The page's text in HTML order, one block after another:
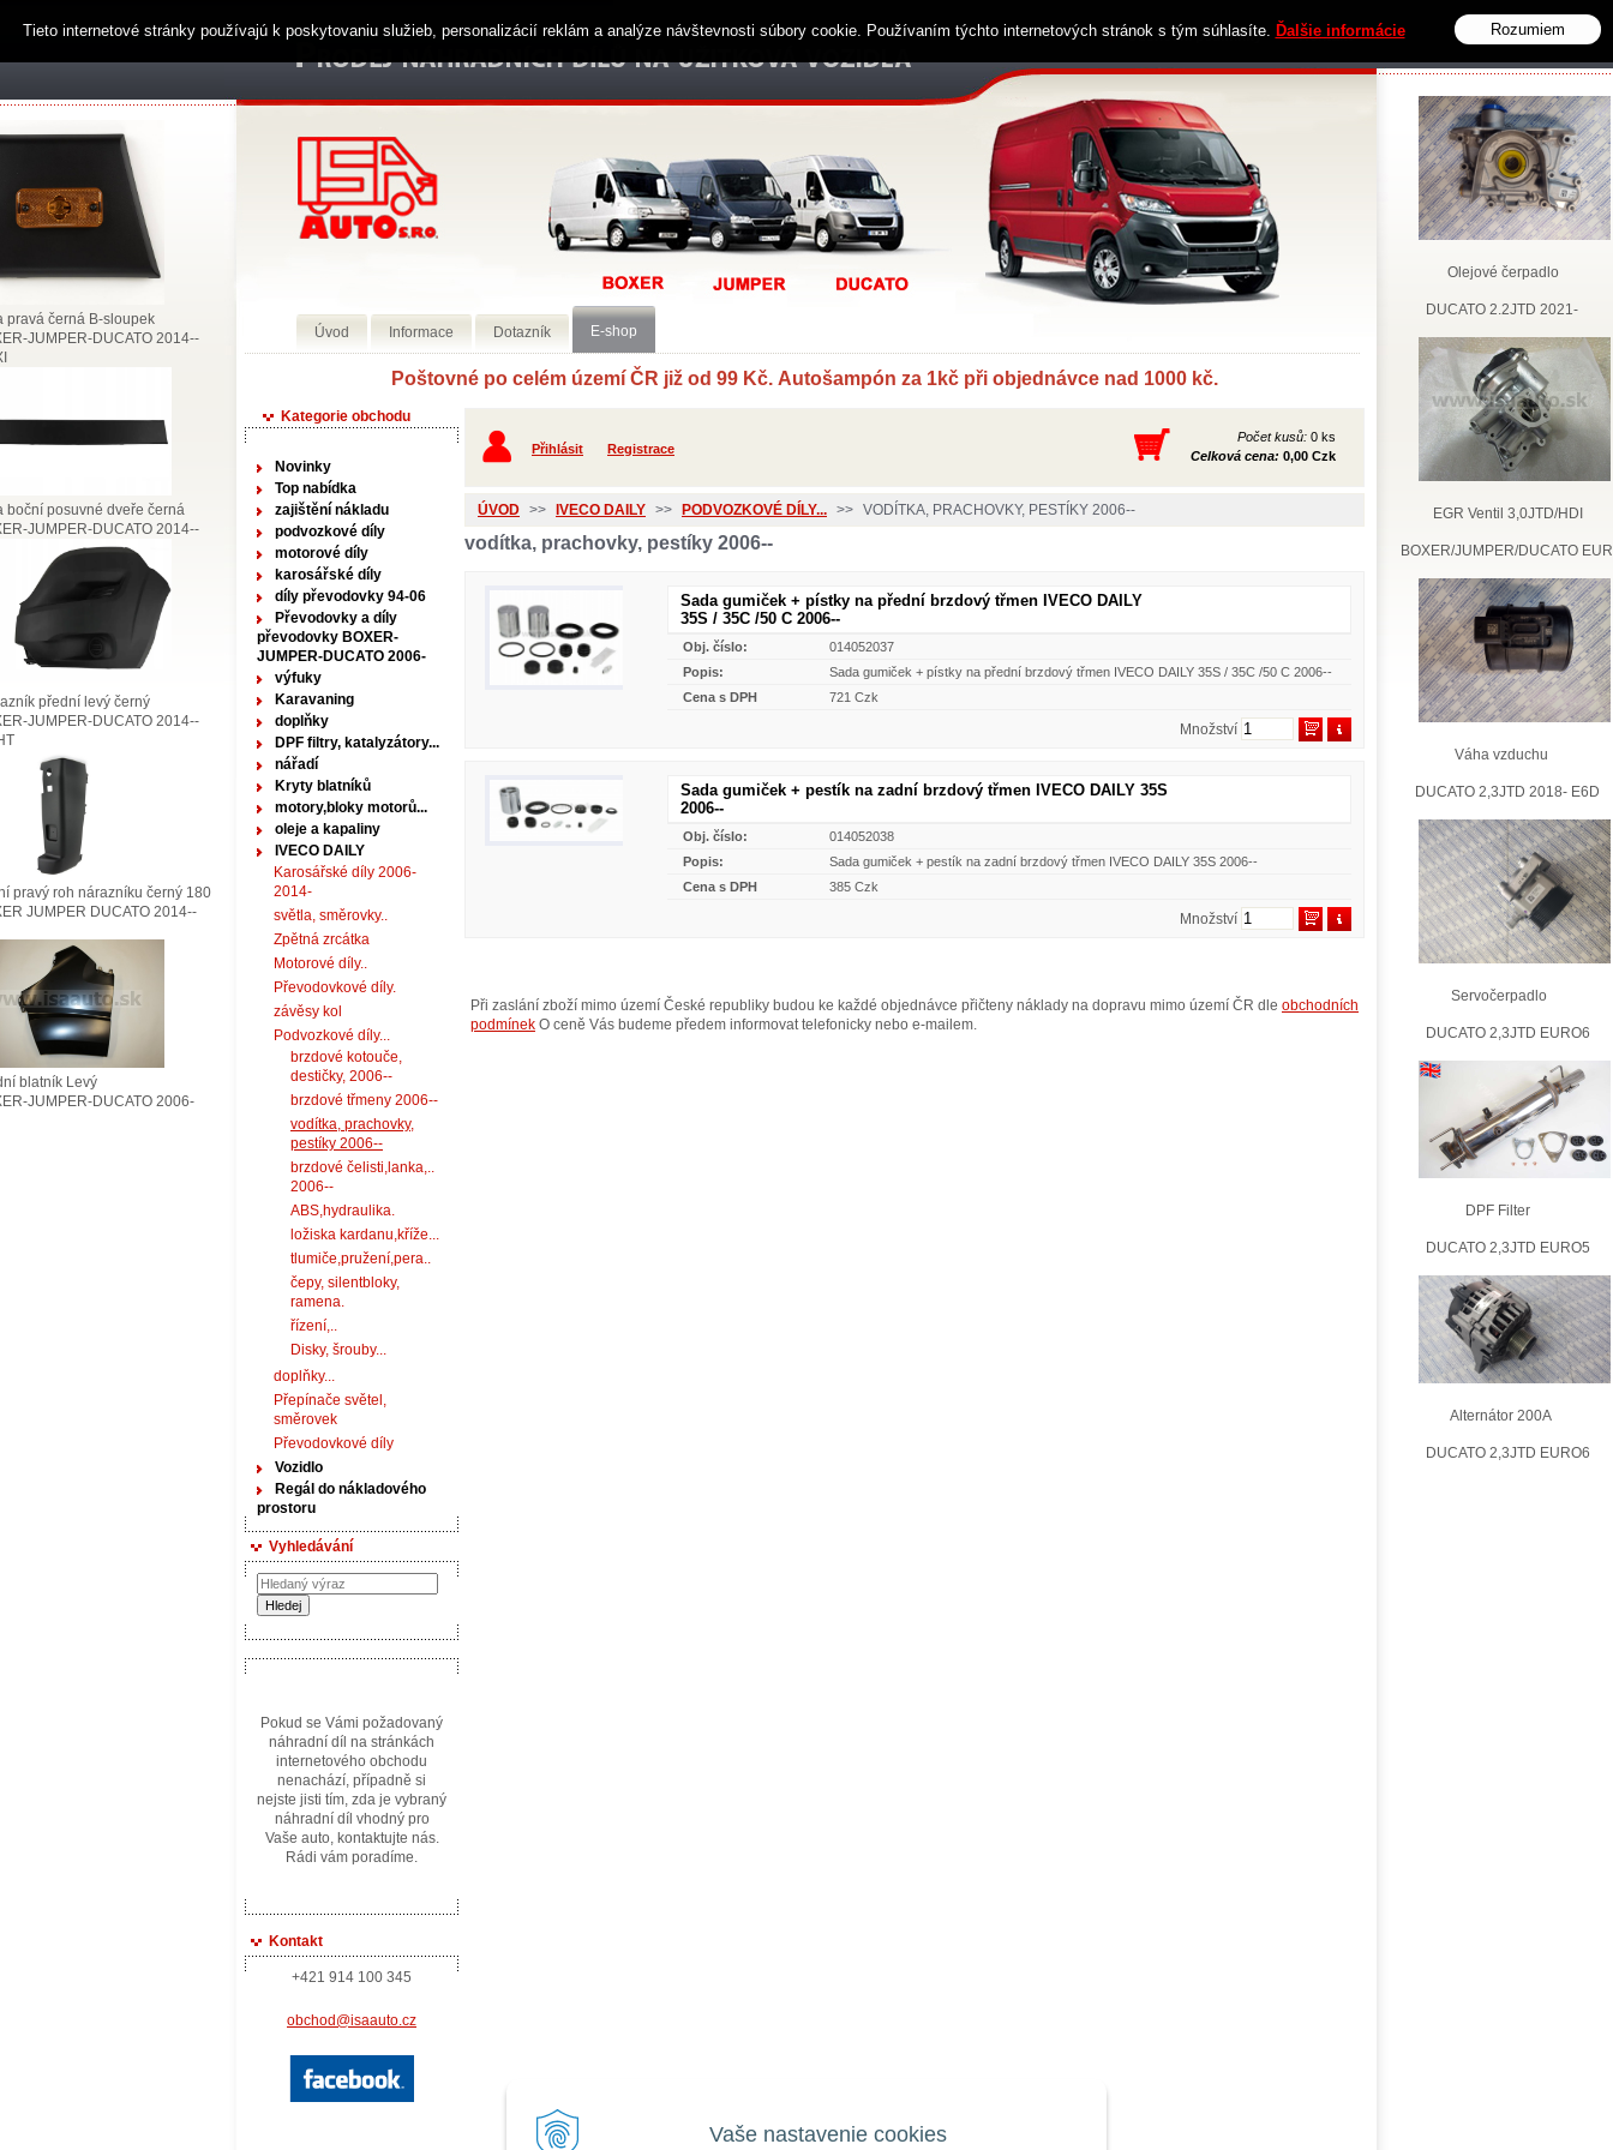
Vaše nastavenie cookies
Obchodní podmínky Kontakt
Poštovné po celém území ČR již od 99 Kč. Autošampón za 1kč při objednávce nad 1000 kč.
Kategorie obchodu
Novinky
Top nabídka
zajištění nákladu
podvozkové díly
motorové díly
karosářské díly
díly převodovky 94-06
Převodovky a díly
převodovky BOXER-
JUMPER-DUCATO 2006-
výfuky
Karavaning
doplňky
DPF filtry, katalyzátory...
nářadí
Kryty blatníků
motory,bloky motorů...
oleje a kapaliny
IVECO DAILY
Karosářské díly 2006-
2014-
světla, směrovky..
Zpětná zrcátka
Motorové díly..
Převodovkové díly.
závěsy kol
Podvozkové díly...
brzdové kotouče,
destičky, 2006--
brzdové třmeny 2006--
vodítka, prachovky,
pestíky 2006--
brzdové čelisti,lanka,..
2006--
ABS,hydraulika.
ložiska kardanu,kříže...
tlumiče,pružení,pera..
čepy, silentbloky,
ramena.
řízení,..
Disky, šrouby...
doplňky...
Přepínače světel,
směrovek
Převodovkové díly
Vozidlo
Regál do nákladového
prostoru
Vyhledávání
Pokud se Vámi požadovaný
náhradní díl na stránkách
internetového obchodu
nenachází, případně si
nejste jisti tím, zda je vybraný
náhradní díl vhodný pro
Vaše auto, kontaktujte nás.
Rádi vám poradíme.
Kontakt
+421 914 100 345
obchod@isaauto.cz
Přihlásit Registrace
Počet kusů: 0 ks
Celková cena: 0,00 Czk
ÚVOD >> IVECO DAILY >> PODVOZKOVÉ DÍLY... >> VODÍTKA, PRACHOVKY, PESTÍKY 2006--
vodítka, prachovky, pestíky 2006--
Sada gumiček + pístky na přední brzdový třmen IVECO DAILY
35S / 35C /50 C 2006--
Obj. číslo:
014052037
Popis:
Sada gumiček + pístky na přední brzdový třmen IVECO DAILY 35S / 35C /50 C 2006--
Cena s DPH
721 Czk
Množství
Sada gumiček + pestík na zadní brzdový třmen IVECO DAILY 35S
2006--
Obj. číslo:
014052038
Popis:
Sada gumiček + pestík na zadní brzdový třmen IVECO DAILY 35S 2006--
Cena s DPH
385 Czk
Množství
Při zaslání zboží mimo území České republiky budou ke každé objednávce přičteny náklady na dopravu mimo území ČR dle obchodních
podmínek O ceně Vás budeme předem informovat telefonicky nebo e-mailem.
Úvod Informace Dotazník E-shop
pravá černá B-sloupek
JUMPER-DUCATO 2014--
boční posuvné dveře černá
JUMPER-DUCATO 2014--
přední levý černý
JUMPER-DUCATO 2014--
pravý roh nárazníku černý 180
JUMPER DUCATO 2014--
blatník Levý
JUMPER-DUCATO 2006-
Olejové čerpadlo
DUCATO 2.2JTD 2021-
EGR Ventil 3,0JTD/HDI
BOXER/JUMPER/DUCATO
Váha vzduchu
DUCATO 2,3JTD 2018- E6D
Servočerpadlo
DUCATO 2,3JTD EURO6
DPF Filter
DUCATO 2,3JTD EURO5
Alternátor 200A
DUCATO 2,3JTD EURO6
Tieto internetové stránky používajú k poskytovaniu služieb, personalizácií reklám a analýze návštevnosti súbory cookie. Používaním týchto internetových stránok s tým súhlasíte. Ďalšie informácie Rozumiem